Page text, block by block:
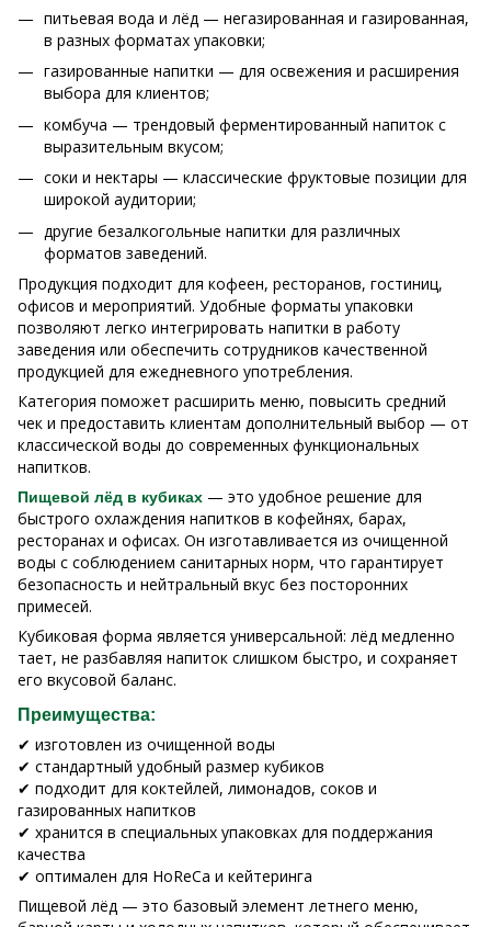
питьевая вода и лёд — негазированная и газированная,
в разных форматах упаковки;
газированные напитки — для освежения и расширения
выбора для клиентов;
комбуча — трендовый ферментированный напиток с
выразительным вкусом;
соки и нектары — классические фруктовые позиции для
широкой аудитории;
другие безалкогольные напитки для различных
форматов заведений.
Продукция подходит для кофеен, ресторанов, гостиниц,
офисов и мероприятий. Удобные форматы упаковки
позволяют легко интегрировать напитки в работу
заведения или обеспечить сотрудников качественной
продукцией для ежедневного употребления.
Категория поможет расширить меню, повысить средний
чек и предоставить клиентам дополнительный выбор — от
классической воды до современных функциональных
напитков.
Пищевой лёд в кубиках — это удобное решение для
быстрого охлаждения напитков в кофейнях, барах,
ресторанах и офисах. Он изготавливается из очищенной
воды с соблюдением санитарных норм, что гарантирует
безопасность и нейтральный вкус без посторонних
примесей.
Кубиковая форма является универсальной: лёд медленно
тает, не разбавляя напиток слишком быстро, и сохраняет
его вкусовой баланс.
Преимущества:
✔ изготовлен из очищенной воды
✔ стандартный удобный размер кубиков
✔ подходит для коктейлей, лимонадов, соков и
газированных напитков
✔ хранится в специальных упаковках для поддержания
качества
✔ оптимален для HoReCa и кейтеринга
Пищевой лёд — это базовый элемент летнего меню,